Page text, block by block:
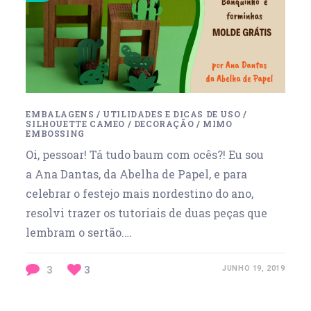
EMBALAGENS / UTILIDADES E DICAS DE USO /
SILHOUETTE CAMEO / DECORAÇÃO / MIMO
EMBOSSING
Oi, pessoar! Tá tudo baum com ocês?! Eu sou
a Ana Dantas, da Abelha de Papel, e para
celebrar o festejo mais nordestino do ano,
resolvi trazer os tutoriais de duas peças que
lembram o sertão.…
3 3 JUNHO 19, 2019